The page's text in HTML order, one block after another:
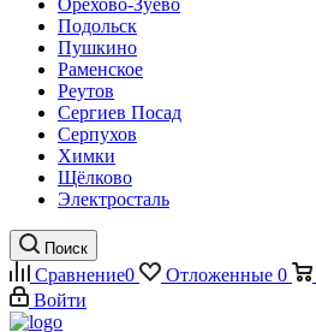
Орехово-Зуево
Подольск
Пушкино
Раменское
Реутов
Сергиев Посад
Серпухов
Химки
Щёлково
Электросталь
Поиск
Сравнение0 Отложенные 0
Войти